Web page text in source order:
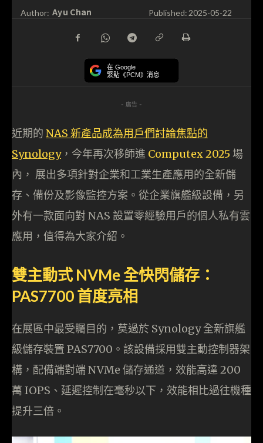
Author: Ayu Chan Published: 2025-05-22
在 Google
緊貼《PCM》消息
- 廣告 -
近期的 NAS 新產品成為用戶們討論焦點的
Synology，今年再次移師進 Computex 2025 場
內， 展出多項針對企業和工業生產應用的全新儲
存、備份及影像監控方案。從企業旗艦級設備，另
外有一款面向對 NAS 設置零經驗用戶的個人私有雲
應用，值得為大家介紹。
雙主動式 NVMe 全快閃儲存：
PAS7700 首度亮相
在展區中最受矚目的，莫過於 Synology 全新旗艦
級儲存裝置 PAS7700。該設備採用雙主動控制器架
構，配備端對端 NVMe 儲存通道，效能高達 200
萬 IOPS、延遲控制在毫秒以下，效能相比過往機種
提升三倍。